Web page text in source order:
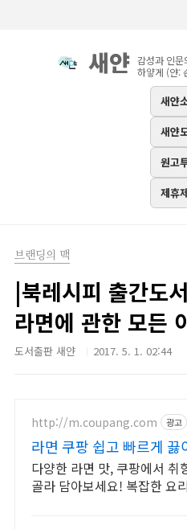
새얀 감성과 인
하얗게 (얀:
새얀
새얀
원고
제휴
브랜딩의 맥
|북레시피 출간도
라면에 관한 모든
도서출판 새얀 2017. 5. 1. 02:44
http://m.coupang.com 광고
라면 쿠팡 쉽고 빠르게 끓
끼
다양한 라면 맛, 쿠팡에서 취
골라 담아보세요! 복잡한 요